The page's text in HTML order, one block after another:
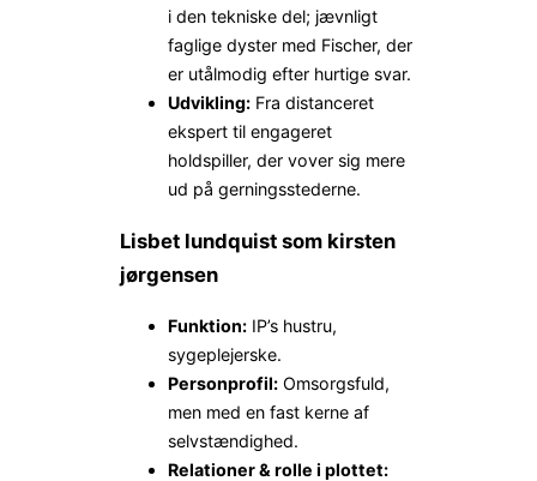
i den tekniske del; jævnligt
faglige dyster med Fischer, der
er utålmodig efter hurtige svar.
Udvikling: Fra distanceret
ekspert til engageret
holdspiller, der vover sig mere
ud på gerningsstederne.
Lisbet lundquist som kirsten
jørgensen
Funktion: IP’s hustru,
sygeplejerske.
Personprofil: Omsorgsfuld,
men med en fast kerne af
selvstændighed.
Relationer & rolle i plottet: